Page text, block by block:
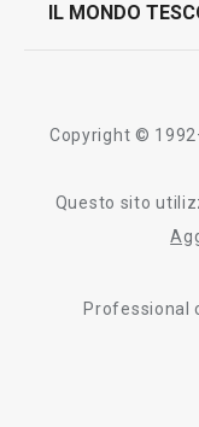
test sui prodotti
IL MONDO
Tescoma nel
informativa
Copyright ©
Questo sito
Professional